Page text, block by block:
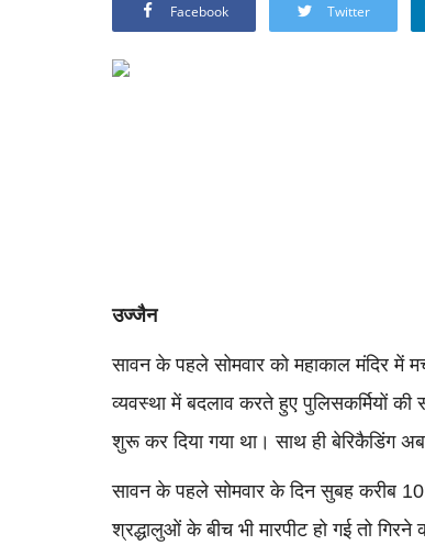
Facebook Twitter
उज्जैन
सावन के पहले सोमवार को महाकाल मंदिर में
व्यवस्था में बदलाव करते हुए पुलिसकर्मियों
शुरू कर दिया गया था। साथ ही बेरिकैडिंग
सावन के पहले सोमवार के दिन सुबह करीब
श्रद्धालुओं के बीच भी मारपीट हो गई तो